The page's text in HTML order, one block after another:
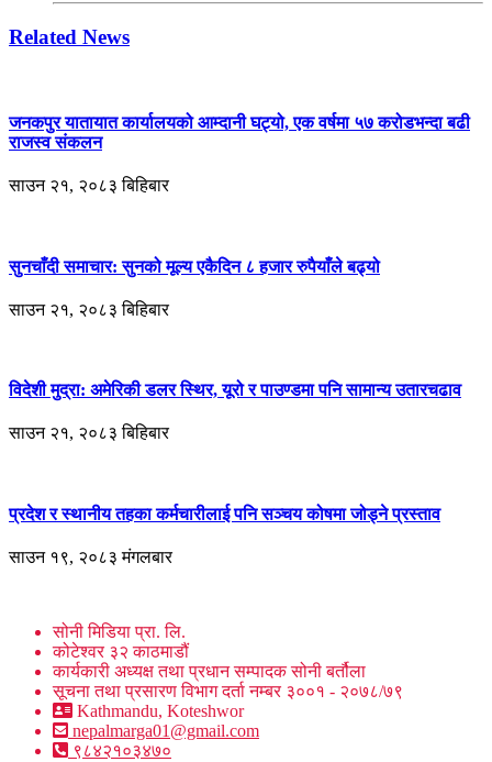
Related News
जनकपुर यातायात कार्यालयको आम्दानी घट्यो, एक वर्षमा ५७ करोडभन्दा बढी
राजस्व संकलन
साउन २१, २०८३ बिहिबार
सुनचाँदी समाचार: सुनको मूल्य एकैदिन ८ हजार रुपैयाँले बढ्यो
साउन २१, २०८३ बिहिबार
विदेशी मुद्रा: अमेरिकी डलर स्थिर, यूरो र पाउण्डमा पनि सामान्य उतारचढाव
साउन २१, २०८३ बिहिबार
प्रदेश र स्थानीय तहका कर्मचारीलाई पनि सञ्चय कोषमा जोड्ने प्रस्ताव
साउन १९, २०८३ मंगलबार
सोनी मिडिया प्रा. लि.
कोटेश्वर ३२ काठमाडौं
कार्यकारी अध्यक्ष तथा प्रधान सम्पादक सोनी बर्तौला
सूचना तथा प्रसारण विभाग दर्ता नम्बर ३००१ - २०७८/७९
Kathmandu, Koteshwor
nepalmarga01@gmail.com
९८४२१०३४७०